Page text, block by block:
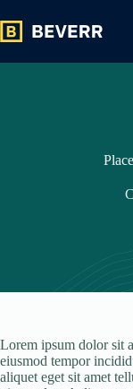
al
contenido
Lorem ipsum dolor sit
eiusmod tempor
aliquet eget sit amet